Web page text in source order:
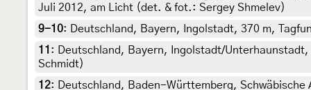
Juli 2012, am Licht (det. & fot.: Sergey Shmelev)
9-10:
Deutschland, Bayern, Ingolstadt, 370 m,
11 :
Deutschland, Bayern, Ingolstadt/
Schmidt)
12:
Deutschland, Baden-Württemberg,